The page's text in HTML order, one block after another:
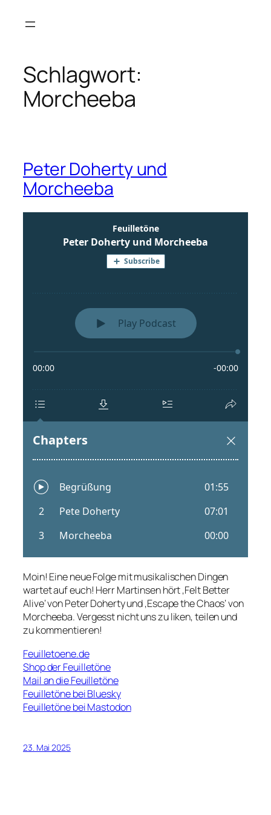
Inhalt
Schlagwort:
Morcheeba
Peter Doherty und
Morcheeba
Moin! Eine neue Folge mit musikalischen Dingen
wartet auf euch! Herr Martinsen hört ‚Felt Better
Alive‘ von Peter Doherty und ‚Escape the Chaos‘ von
Morcheeba. Vergesst nicht uns zu liken, teilen und
zu kommentieren!
Feuilletoene.de
Shop der Feuilletöne
Mail an die Feuilletöne
Feuilletöne bei Bluesky
Feuilletöne bei Mastodon
23. Mai 2025